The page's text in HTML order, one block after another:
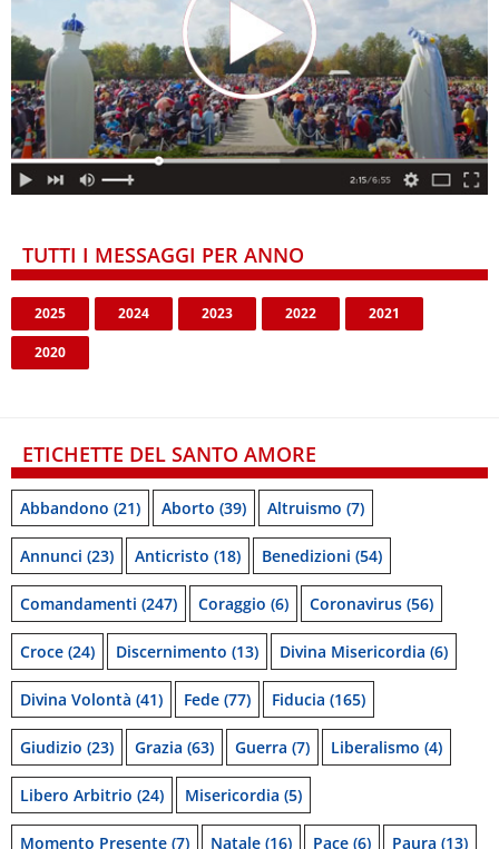
TUTTI I MESSAGGI PER ANNO
2025 2024 2023 2022 2021
2020
ETICHETTE DEL SANTO AMORE
Abbandono (21) Aborto (39) Altruismo (7)
Annunci (23) Anticristo (18) Benedizioni (54)
Comandamenti (247) Coraggio (6) Coronavirus (56)
Croce (24) Discernimento (13) Divina Misericordia (6)
Divina Volontà (41) Fede (77) Fiducia (165)
Giudizio (23) Grazia (63) Guerra (7) Liberalismo (4)
Libero Arbitrio (24) Misericordia (5)
Momento Presente (7) Natale (16) Pace (6) Paura (13)